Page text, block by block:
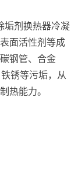
剂换热器冷凝
面活性剂等成
钢管、合金
锈等污垢，从
热能力。